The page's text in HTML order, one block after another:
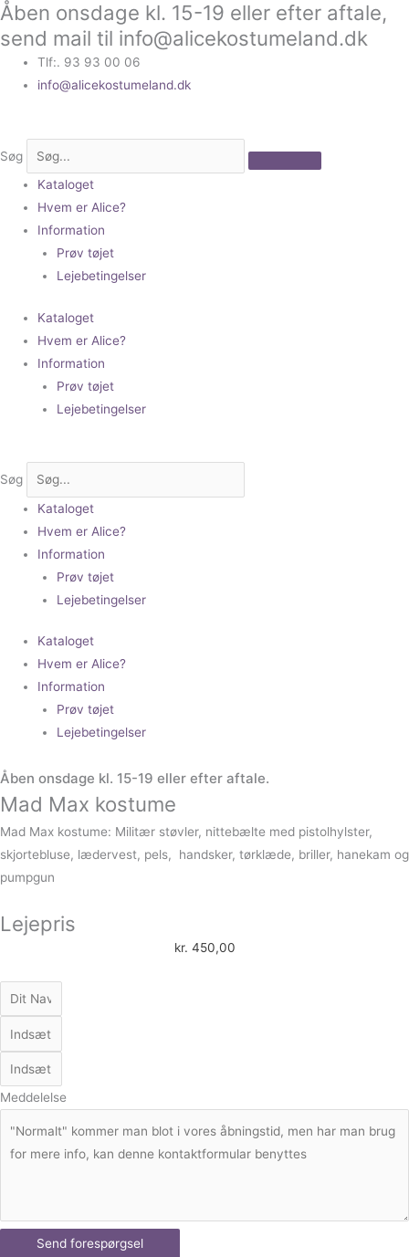
Gå
til
indholdet
Åben onsdage kl. 15-19 eller efter aftale,
send mail til info@alicekostumeland.dk
Tlf:. 93 93 00 06
info@alicekostumeland.dk
Søg
Kataloget
Hvem er Alice?
Information
Prøv tøjet
Lejebetingelser
Kataloget
Hvem er Alice?
Information
Prøv tøjet
Lejebetingelser
Søg
Kataloget
Hvem er Alice?
Information
Prøv tøjet
Lejebetingelser
Kataloget
Hvem er Alice?
Information
Prøv tøjet
Lejebetingelser
Åben onsdage kl. 15-19 eller efter aftale.
Mad Max kostume
Mad Max kostume: Militær støvler, nittebælte med pistolhylster,
skjortebluse, lædervest, pels, handsker, tørklæde, briller, hanekam og
pumpgun
Lejepris
kr. 450,00
Meddelelse
Send forespørgsel